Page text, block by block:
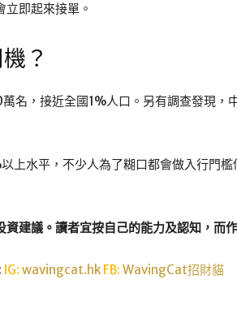
即起來接單。
？
名，接近全國1%人口。另有調查發現，
上水平，不少人為了糊口都會做入行門檻
建議。讀者宜按自己的能力及認知，而
: IG: wavingcat.hkFB: WavingCat招財貓